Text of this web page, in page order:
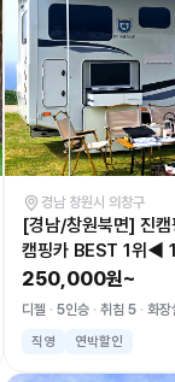
경남 창원시 의창구
[경남/창원북면] 진
캠핑카 BEST 1위◀
250,000원~
디젤 5인승 취침 5 화장
직영 연박할인